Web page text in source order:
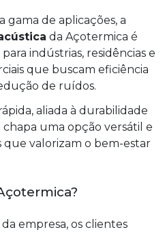
gama de aplicações, a
da Açotermica é
indústrias, residências e
que buscam eficiência
de ruídos.
aliada à durabilidade
uma opção versátil e
que valorizam o bem-estar
empresa, os clientes